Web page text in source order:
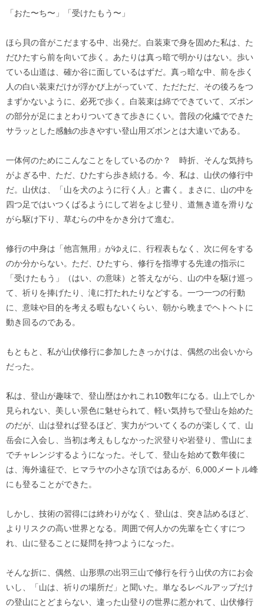
「おた〜ち〜」「受けたもう〜」
ほら貝の音がこだまする中、出発だ。白装束で身を固めた私は、た
だひたすら前を向いて歩く。あたりは真っ暗で明かりはない。歩い
ている山道は、確か谷に面しているはずだ。真っ暗な中、前を歩く
人の白い装束だけが浮かび上がっていて、ただただ、その後ろをつ
まずかないように、必死で歩く。白装束は綿でできていて、ズボン
の部分が足にまとわりついてきて歩きにくい。普段の化繊でできた
サラッとした感触の歩きやすい登山用ズボンとは大違いである。
一体何のためにこんなことをしているのか？ 時折、そんな気持ち
がよぎる中、ただ、ひたすら歩き続ける。今、私は、山伏の修行中
だ。山伏は、「山を犬のように行く人」と書く。まさに、山の中を
四つ足ではいつくばるようにして岩をよじ登り、道無き道を滑りな
がら駆け下り、草むらの中をかき分けて進む。
修行の中身は「他言無用」がゆえに、行程表もなく、次に何をする
のか分からない。ただ、ひたすら、修行を指導する先達の指示に
「受けたもう」（はい、の意味）と答えながら、山の中を駆け巡っ
て、祈りを捧げたり、滝に打たれたりなどする。一つ一つの行動
に、意味や目的を考える暇もないくらい、朝から晩までヘトヘトに
動き回るのである。
もともと、私が山伏修行に参加したきっかけは、偶然の出会いから
だった。
私は、登山が趣味で、登山歴はかれこれ10数年になる。山上でしか
見られない、美しい景色に魅せられて、軽い気持ちで登山を始めた
のだが、山は登れば登るほど、実力がついてくるのが楽しくて、山
岳会に入会し、当初は考えもしなかった沢登りや岩登り、雪山にま
でチャレンジするようになった。そして、登山を始めて数年後に
は、海外遠征で、ヒマラヤの小さな頂ではあるが、6,000メートル峰
にも登ることができた。
しかし、技術の習得には終わりがなく、登山は、突き詰めるほど、
よりリスクの高い世界となる。周囲で何人かの先輩を亡くすにつ
れ、山に登ることに疑問を持つようになった。
そんな折に、偶然、山形県の出羽三山で修行を行う山伏の方にお会
いし、「山は、祈りの場所だ」と聞いた。単なるレベルアップだけ
の登山にとどまらない、違った山登りの世界に惹かれて、山伏修行